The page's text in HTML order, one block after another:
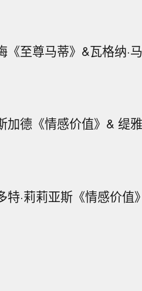
《至尊马蒂》&瓦格纳·
加德《情感价值》& 缇
特·莉莉亚斯《情感价